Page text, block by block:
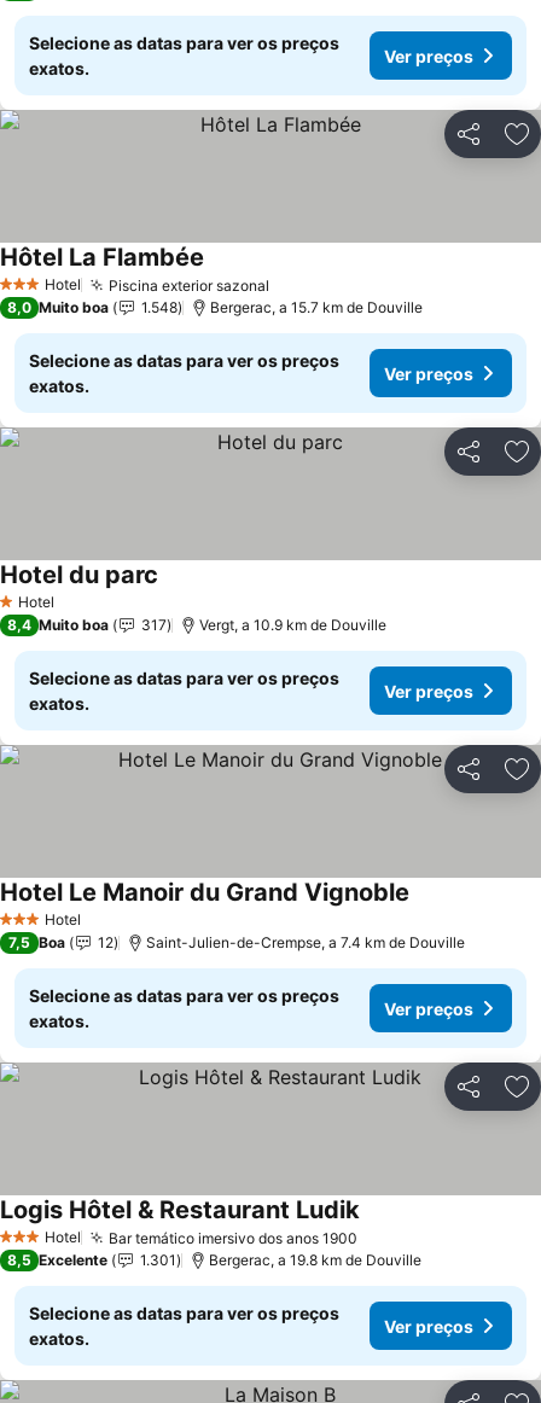
Selecione as datas para ver os preços
exatos.
Ver preços
Partilhar
3 EstrelasHotel Piscina exterior sazonal
Hôtel La Flambée
8,0 Muito boa 1.548 Bergerac, a 15.7 km de Douville
Selecione as datas para ver os preços
exatos.
Ver preços
Partilhar
1 Estrelas
Hotel
Hotel du parc
8,4 Muito boa 317 Vergt, a 10.9 km de Douville
Selecione as datas para ver os preços
exatos.
Ver preços
Partilhar
3 EstrelasHotel
Hotel Le Manoir du Grand Vignoble
7,5 Boa 12 Saint-Julien-de-Crempse, a 7.4 km de Douville
Selecione as datas para ver os preços
exatos.
Ver preços
Partilhar
3 EstrelasHotel Bar temático imersivo dos anos 1900
Logis Hôtel & Restaurant LudikVer preços
8,5 Excelente 1.301 Bergerac, a 19.8 km de Douville
Selecione as datas para ver os preços
exatos.
Ver preços